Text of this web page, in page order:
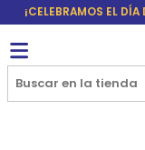
¡CELEBRAMOS EL